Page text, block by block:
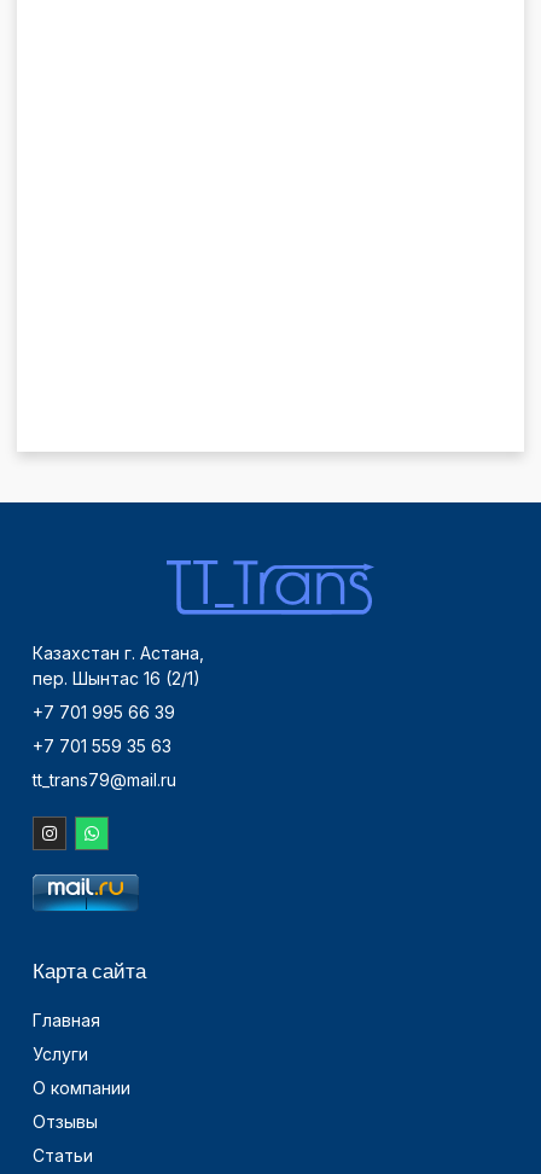
Казахстан г. Астана,
пер. Шынтас 16 (2/1)
+7 701 995 66 39
+7 701 559 35 63
tt_trans79@mail.ru
Карта сайта
Главная
Услуги
О компании
Отзывы
Статьи